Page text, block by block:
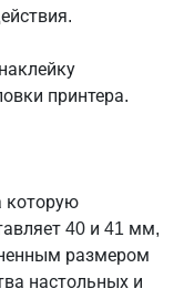
принтера.
которую
40 и 41 мм,
размером
настольных и